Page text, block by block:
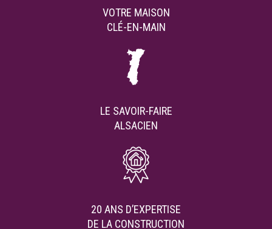
VOTRE MAISON
CLÉ-EN-MAIN
LE SAVOIR-FAIRE
ALSACIEN
20 ANS D’EXPERTISE
DE LA CONSTRUCTION